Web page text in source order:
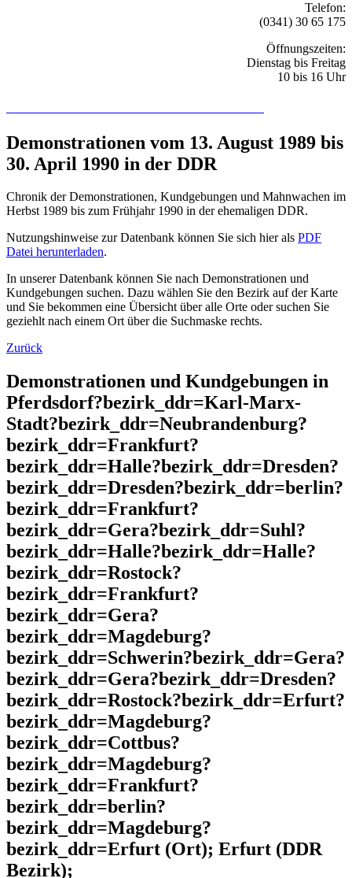
Telefon:
(0341) 30 65 175
Öffnungszeiten:
Dienstag bis Freitag
10 bis 16 Uhr
Demonstrationen vom 13. August 1989 bis
30. April 1990 in der DDR
Chronik der Demonstrationen, Kundgebungen und Mahnwachen im
Herbst 1989 bis zum Frühjahr 1990 in der ehemaligen DDR.
Nutzungshinweise zur Datenbank können Sie sich hier als PDF
Datei herunterladen.
In unserer Datenbank können Sie nach Demonstrationen und
Kundgebungen suchen. Dazu wählen Sie den Bezirk auf der Karte
und Sie bekommen eine Übersicht über alle Orte oder suchen Sie
geziehlt nach einem Ort über die Suchmaske rechts.
Zurück
Demonstrationen und Kundgebungen in
Pferdsdorf?bezirk_ddr=Karl-Marx-
Stadt?bezirk_ddr=Neubrandenburg?
bezirk_ddr=Frankfurt?
bezirk_ddr=Halle?bezirk_ddr=Dresden?
bezirk_ddr=Dresden?bezirk_ddr=berlin?
bezirk_ddr=Frankfurt?
bezirk_ddr=Gera?bezirk_ddr=Suhl?
bezirk_ddr=Halle?bezirk_ddr=Halle?
bezirk_ddr=Rostock?
bezirk_ddr=Frankfurt?
bezirk_ddr=Gera?
bezirk_ddr=Magdeburg?
bezirk_ddr=Schwerin?bezirk_ddr=Gera?
bezirk_ddr=Gera?bezirk_ddr=Dresden?
bezirk_ddr=Rostock?bezirk_ddr=Erfurt?
bezirk_ddr=Magdeburg?
bezirk_ddr=Cottbus?
bezirk_ddr=Magdeburg?
bezirk_ddr=Frankfurt?
bezirk_ddr=berlin?
bezirk_ddr=Magdeburg?
bezirk_ddr=Erfurt (Ort); Erfurt (DDR
Bezirk);